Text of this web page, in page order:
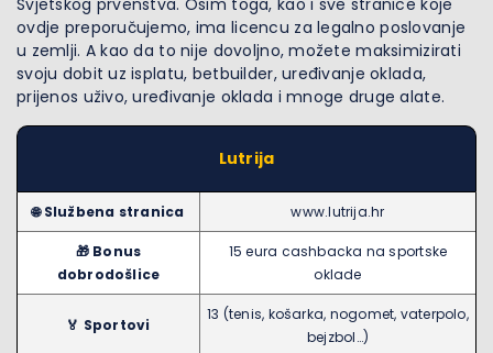
ovdje preporučujemo, ima licencu za legalno poslovanje
u zemlji. A kao da to nije dovoljno, možete maksimizirati
svoju dobit uz isplatu, betbuilder, uređivanje oklada,
prijenos uživo, uređivanje oklada i mnoge druge alate.
Lutrija
🌐​ Službena stranica www.lutrija.hr
🎁​ Bonus
dobrodošlice
15 eura cashbacka na sportske
oklade
🏅​ Sportovi
13 (tenis, košarka, nogomet, vaterpolo,
bejzbol…)